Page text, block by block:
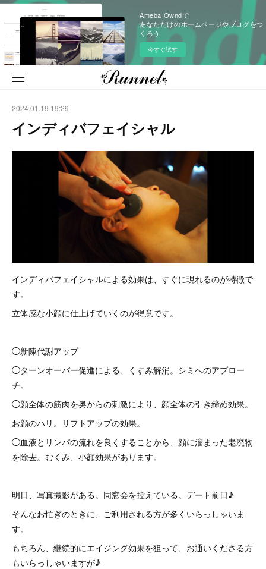
Ameba Owndで
あなただけのホームページやブログをつ
くろう
今すぐ試す
2024.01.19 19:29
インディバフェイシャル
インディバフェイシャルによる効果は、すぐに現れるのが特徴で
す。
立体感な小顔に仕上げていくのが得意です。
◯新陳代謝アップ
◯ターンオーバー促進による、くすみ解消。シミへのアプロー
チ。
◯顔全体の筋肉を奥からの刺激により、顔全体の引き締め効果。
お顔のハリ。リフトアップの効果。
◯血液とリンパの流れを良くすることから、顔に溜まった老廃物
を除去。むくみ、小顔効果があります。
明日、写真撮影がある。同窓会を控えている。デート前日♪
そんなお忙ぎのときに、ご利用される方が多くいらっしゃいま
す。
もちろん、継続的にエイジング効果を狙って、お通いくださる方
もいらっしゃいますが♪